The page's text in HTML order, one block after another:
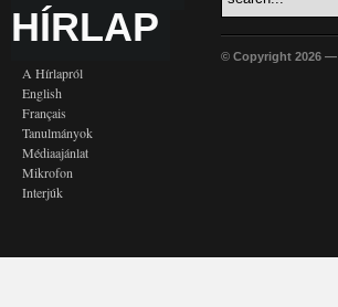
HÍRLAP
A Hírlapról
English
Français
Tanulmányok
Médiaajánlat
Mikrofon
Interjúk
© Copyright 2026 —